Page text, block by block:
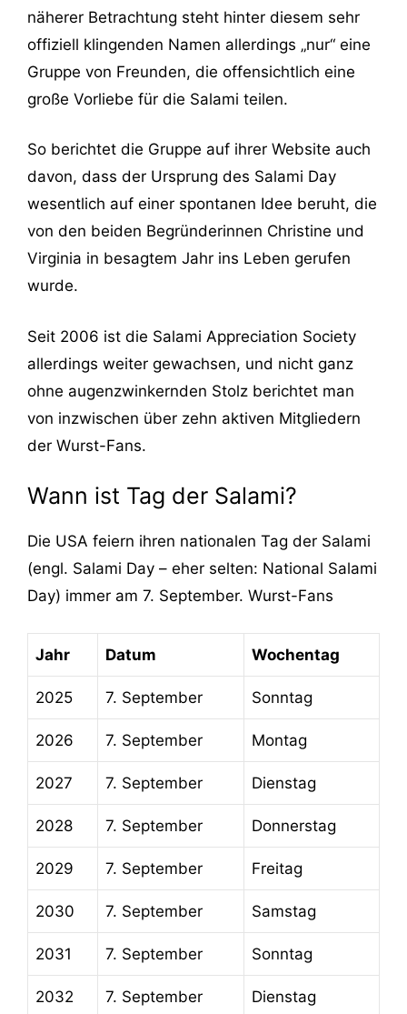
näherer Betrachtung steht hinter diesem sehr
offiziell klingenden Namen allerdings „nur“ eine
Gruppe von Freunden, die offensichtlich eine
große Vorliebe für die Salami teilen.
So berichtet die Gruppe auf ihrer Website auch
davon, dass der Ursprung des Salami Day
wesentlich auf einer spontanen Idee beruht, die
von den beiden Begründerinnen Christine und
Virginia in besagtem Jahr ins Leben gerufen
wurde.
Seit 2006 ist die Salami Appreciation Society
allerdings weiter gewachsen, und nicht ganz
ohne augenzwinkernden Stolz berichtet man
von inzwischen über zehn aktiven Mitgliedern
der Wurst-Fans.
Wann ist Tag der Salami?
Die USA feiern ihren nationalen Tag der Salami
(engl. Salami Day – eher selten: National Salami
Day) immer am 7. September. Wurst-Fans
Jahr Datum Wochentag
2025 7. September Sonntag
2026 7. September Montag
2027 7. September Dienstag
2028 7. September Donnerstag
2029 7. September Freitag
2030 7. September Samstag
2031 7. September Sonntag
2032 7. September Dienstag